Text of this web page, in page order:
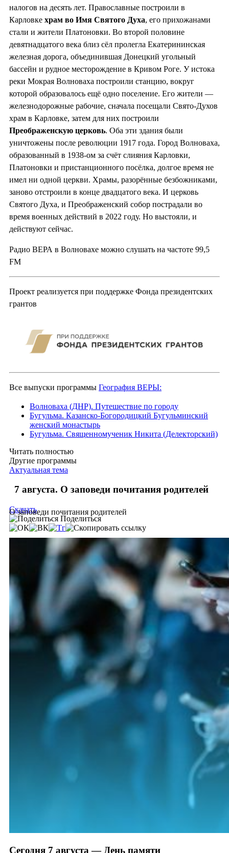
налогов на десять лет. Православные построили в
Карловке храм во Имя Святого Духа, его прихожанами
стали и жители Платоновки. Во второй половине
девятнадцатого века близ сёл пролегла Екатерининская
железная дорога, объединившая Донецкий угольный
бассейн и рудное месторождение в Кривом Роге. У истока
реки Мокрая Волноваха построили станцию, вокруг
которой образовалось ещё одно поселение. Его жители —
железнодорожные рабочие, сначала посещали Свято-Духов
храм в Карловке, затем для них построили
Преображенскую церковь. Оба эти здания были
уничтожены после революции 1917 года. Город Волноваха,
образованный в 1938-ом за счёт слияния Карловки,
Платоновки и пристанционного посёлка, долгое время не
имел ни одной церкви. Храмы, разорённые безбожниками,
заново отстроили в конце двадцатого века. И церковь
Святого Духа, и Преображенский собор пострадали во
время военных действий в 2022 году. Но выстояли, и
действуют сейчас.
Радио ВЕРА в Волновахе можно слушать на частоте 99,5
FM
Проект реализуется при поддержке Фонда президентских
грантов
Все выпуски программы География ВЕРЫ:
Волноваха (ДНР). Путешествие по городу
Бугульма. Казанско-Богородицкий Бугульминский
женский монастырь
Бугульма. Священномученик Никита (Делекторский)
Читать полностью
Другие программы
Актуальная тема
7 августа. О заповеди почитания родителей
О заповеди почитания родителей
Скачать
Поделиться
Сегодня 7 августа — День памяти